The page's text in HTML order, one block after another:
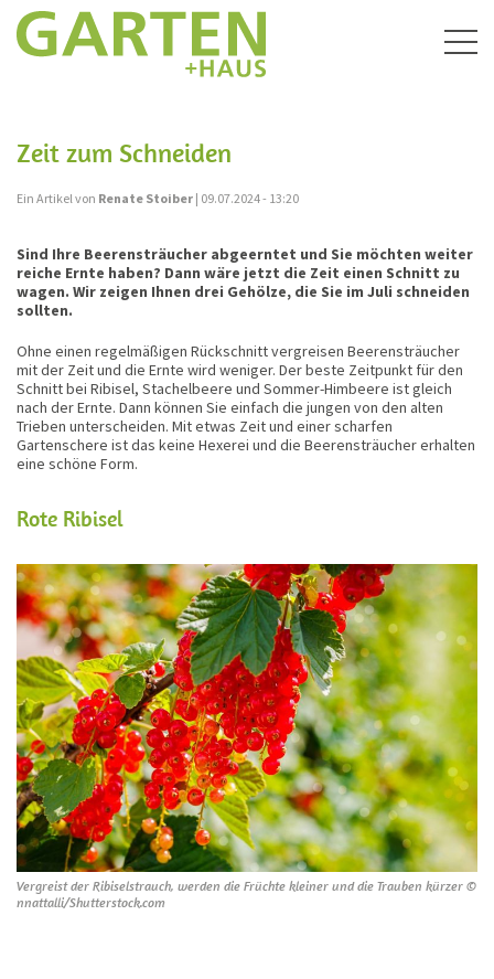
Zeit zum Schneiden
Ein Artikel von Renate Stoiber | 09.07.2024 - 13:20
Sind Ihre Beerensträucher abgeerntet und Sie möchten weiter
reiche Ernte haben? Dann wäre jetzt die Zeit einen Schnitt zu
wagen. Wir zeigen Ihnen drei Gehölze, die Sie im Juli schneiden
sollten.
Ohne einen regelmäßigen Rückschnitt vergreisen Beerensträucher
mit der Zeit und die Ernte wird weniger. Der beste Zeitpunkt für den
Schnitt bei Ribisel, Stachelbeere und Sommer-Himbeere ist gleich
nach der Ernte. Dann können Sie einfach die jungen von den alten
Trieben unterscheiden. Mit etwas Zeit und einer scharfen
Gartenschere ist das keine Hexerei und die Beerensträucher erhalten
eine schöne Form.
Rote Ribisel
Vergreist der Ribiselstrauch, werden die Früchte kleiner und die Trauben kürzer ©
nnattalli/Shutterstock.com